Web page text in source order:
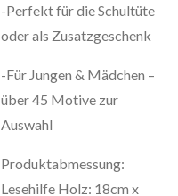
-Perfekt für die Schultüte
oder als Zusatzgeschenk
-Für Jungen & Mädchen –
über 45 Motive zur
Auswahl
Produktabmessung:
Lesehilfe Holz: 18cm x